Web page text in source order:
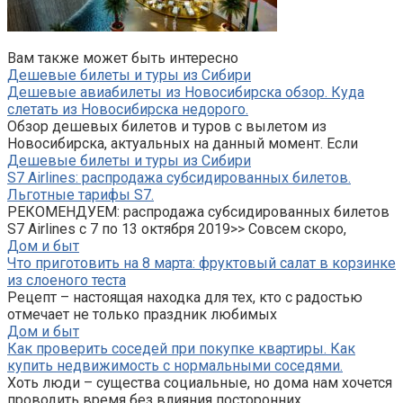
Вам также может быть интересно
Дешевые билеты и туры из Сибири
Дешевые авиабилеты из Новосибирска обзор. Куда
слетать из Новосибирска недорого.
Обзор дешевых билетов и туров с вылетом из
Новосибирска, актуальных на данный момент. Если
Дешевые билеты и туры из Сибири
S7 Airlines: распродажа субсидированных билетов.
Льготные тарифы S7.
РЕКОМЕНДУЕМ: распродажа субсидированных билетов
S7 Airlines с 7 по 13 октября 2019>> Совсем скоро,
Дом и быт
Что приготовить на 8 марта: фруктовый салат в корзинке
из слоеного теста
Рецепт – настоящая находка для тех, кто с радостью
отмечает не только праздник любимых
Дом и быт
Как проверить соседей при покупке квартиры. Как
купить недвижимость с нормальными соседями.
Хоть люди – существа социальные, но дома нам хочется